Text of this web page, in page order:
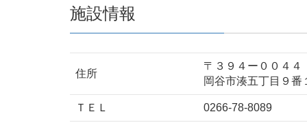
施設情報
住所
〒３９４ー００４４
岡谷市湊五丁目９番
ＴＥＬ 0266-78-8089